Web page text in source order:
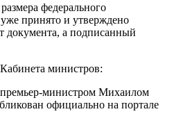
федерального
принято и утверждено
документа, а подписанный
министров:
министром Михаилом
официально на портале